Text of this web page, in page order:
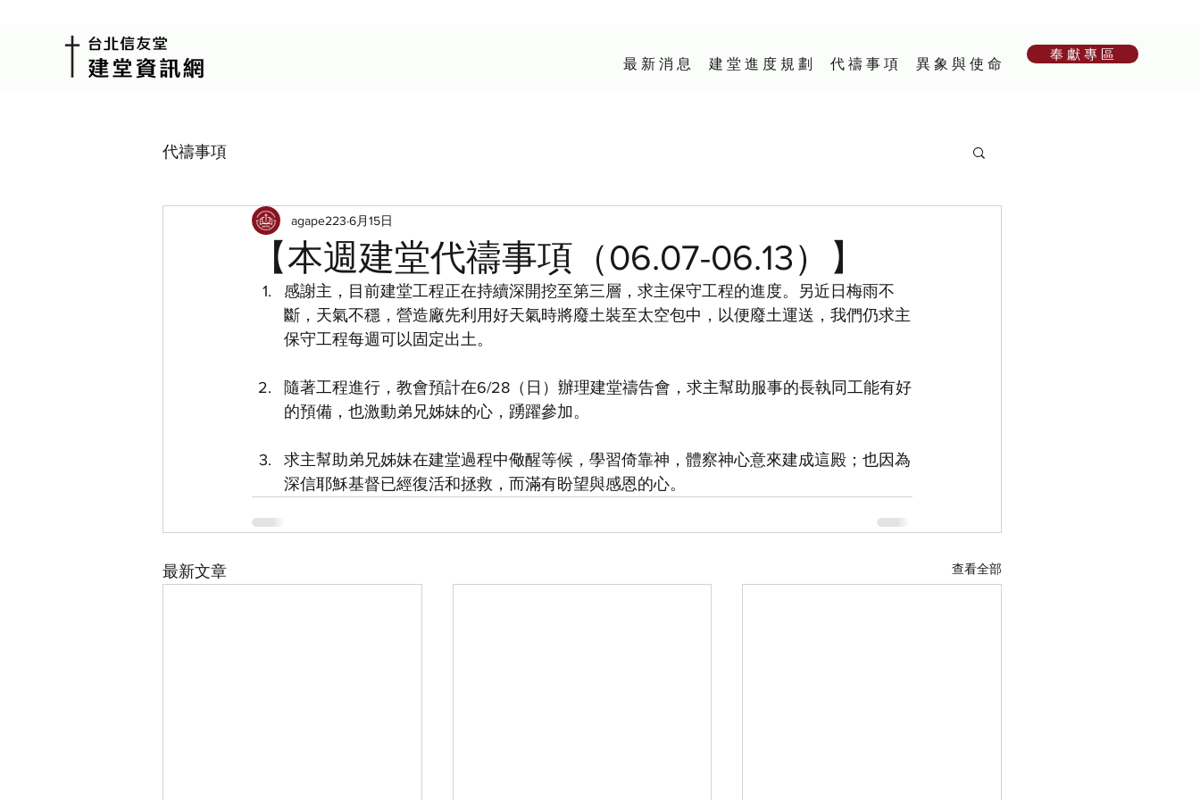
最 新 消 息 建 堂 進 度 規 劃 代 禱 事 項 異 象 與 使 命
奉 獻 專 區
代禱事項
【本週建堂代禱事項（06.07-06.13）】
agape223 6月15日
感謝主，目前建堂工程正在持續深開挖至第三層，求主保守工程的進度。另近日梅雨不
斷，天氣不穩，營造廠先利用好天氣時將廢土裝至太空包中，以便廢土運送，我們仍求主
保守工程每週可以固定出土。
隨著工程進行，教會預計在6/28（日）辦理建堂禱告會，求主幫助服事的長執同工能有好
的預備，也激動弟兄姊妹的心，踴躍參加。
求主幫助弟兄姊妹在建堂過程中儆醒等候，學習倚靠神，體察神心意來建成這殿；也因為
深信耶穌基督已經復活和拯救，而滿有盼望與感恩的心。
最新文章 查看全部